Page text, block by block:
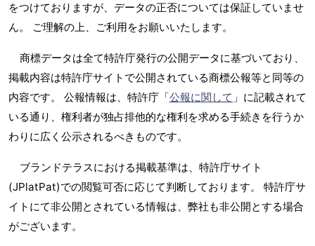
をつけておりますが、データの正否については保証していませ
ん。 ご理解の上、ご利用をお願いいたします。
商標データは全て特許庁発行の公開データに基づいており、
掲載内容は特許庁サイトで公開されている商標公報等と同等の
内容です。 公報情報は、特許庁「公報に関して 」に記載されて
いる通り、権利者が独占排他的な権利を求める手続きを行うか
わりに広く公示されるべきものです。
ブランドテラスにおける掲載基準は、特許庁サイト
(JPlatPat)での閲覧可否に応じて判断しております。 特許庁サ
イトにて非公開とされている情報は、弊社も非公開とする場合
がございます。